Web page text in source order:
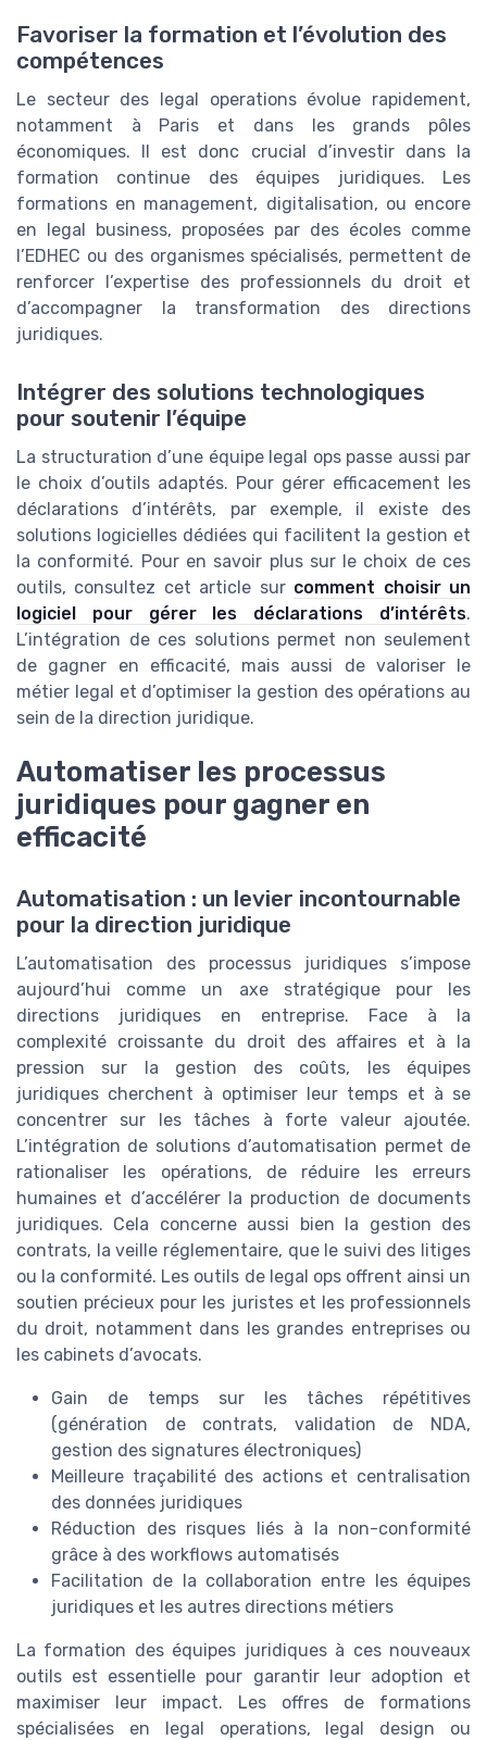
Favoriser la formation et l’évolution des
compétences
Le secteur des legal operations évolue rapidement,
notamment à Paris et dans les grands pôles
économiques. Il est donc crucial d’investir dans la
formation continue des équipes juridiques. Les
formations en management, digitalisation, ou encore
en legal business, proposées par des écoles comme
l’EDHEC ou des organismes spécialisés, permettent de
renforcer l’expertise des professionnels du droit et
d’accompagner la transformation des directions
juridiques.
Intégrer des solutions technologiques
pour soutenir l’équipe
La structuration d’une équipe legal ops passe aussi par
le choix d’outils adaptés. Pour gérer efficacement les
déclarations d’intérêts, par exemple, il existe des
solutions logicielles dédiées qui facilitent la gestion et
la conformité. Pour en savoir plus sur le choix de ces
outils, consultez cet article sur comment choisir un
logiciel pour gérer les déclarations d’intérêts.
L’intégration de ces solutions permet non seulement
de gagner en efficacité, mais aussi de valoriser le
métier legal et d’optimiser la gestion des opérations au
sein de la direction juridique.
Automatiser les processus
juridiques pour gagner en
efficacité
Automatisation : un levier incontournable
pour la direction juridique
L’automatisation des processus juridiques s’impose
aujourd’hui comme un axe stratégique pour les
directions juridiques en entreprise. Face à la
complexité croissante du droit des affaires et à la
pression sur la gestion des coûts, les équipes
juridiques cherchent à optimiser leur temps et à se
concentrer sur les tâches à forte valeur ajoutée.
L’intégration de solutions d’automatisation permet de
rationaliser les opérations, de réduire les erreurs
humaines et d’accélérer la production de documents
juridiques. Cela concerne aussi bien la gestion des
contrats, la veille réglementaire, que le suivi des litiges
ou la conformité. Les outils de legal ops offrent ainsi un
soutien précieux pour les juristes et les professionnels
du droit, notamment dans les grandes entreprises ou
les cabinets d’avocats.
Gain de temps sur les tâches répétitives
(génération de contrats, validation de NDA,
gestion des signatures électroniques)
Meilleure traçabilité des actions et centralisation
des données juridiques
Réduction des risques liés à la non-conformité
grâce à des workflows automatisés
Facilitation de la collaboration entre les équipes
juridiques et les autres directions métiers
La formation des équipes juridiques à ces nouveaux
outils est essentielle pour garantir leur adoption et
maximiser leur impact. Les offres de formations
spécialisées en legal operations, legal design ou